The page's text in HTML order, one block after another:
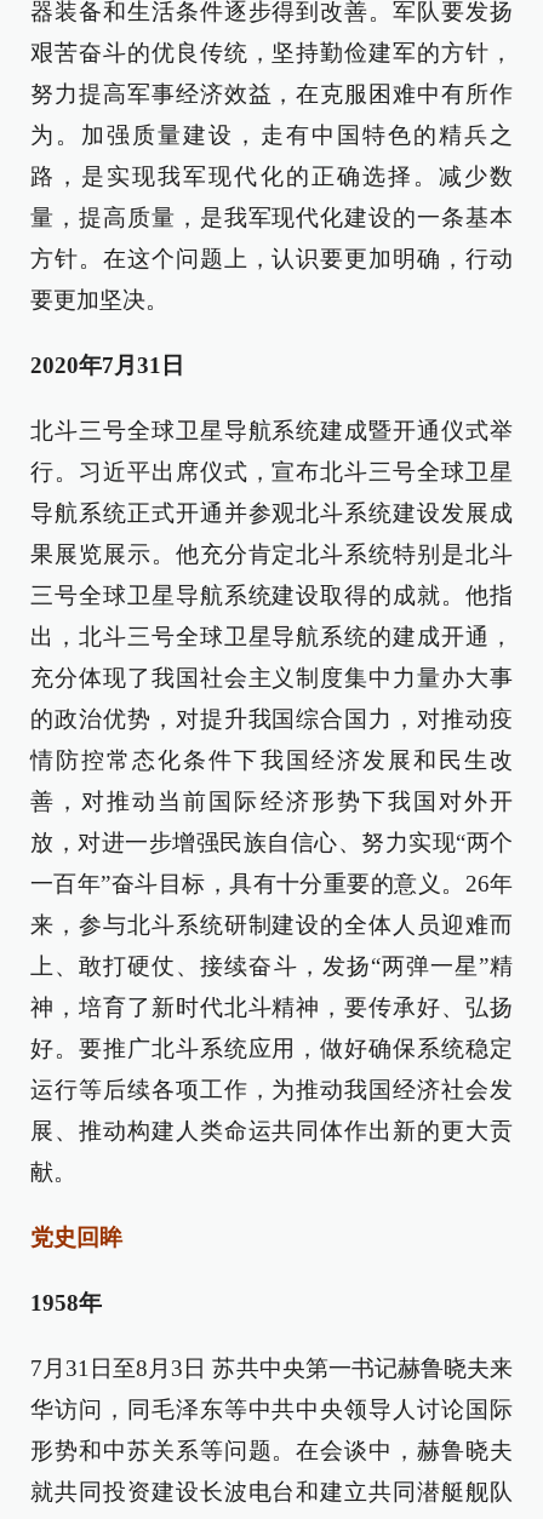
器装备和生活条件逐步得到改善。军队要发扬
艰苦奋斗的优良传统，坚持勤俭建军的方针，
努力提高军事经济效益，在克服困难中有所作
为。加强质量建设，走有中国特色的精兵之
路，是实现我军现代化的正确选择。减少数
量，提高质量，是我军现代化建设的一条基本
方针。在这个问题上，认识要更加明确，行动
要更加坚决。
2020年7月31日
北斗三号全球卫星导航系统建成暨开通仪式举
行。习近平出席仪式，宣布北斗三号全球卫星
导航系统正式开通并参观北斗系统建设发展成
果展览展示。他充分肯定北斗系统特别是北斗
三号全球卫星导航系统建设取得的成就。他指
出，北斗三号全球卫星导航系统的建成开通，
充分体现了我国社会主义制度集中力量办大事
的政治优势，对提升我国综合国力，对推动疫
情防控常态化条件下我国经济发展和民生改
善，对推动当前国际经济形势下我国对外开
放，对进一步增强民族自信心、努力实现“两个
一百年”奋斗目标，具有十分重要的意义。26年
来，参与北斗系统研制建设的全体人员迎难而
上、敢打硬仗、接续奋斗，发扬“两弹一星”精
神，培育了新时代北斗精神，要传承好、弘扬
好。要推广北斗系统应用，做好确保系统稳定
运行等后续各项工作，为推动我国经济社会发
展、推动构建人类命运共同体作出新的更大贡
献。
党史回眸
1958年
7月31日至8月3日 苏共中央第一书记赫鲁晓夫来
华访问，同毛泽东等中共中央领导人讨论国际
形势和中苏关系等问题。在会谈中，赫鲁晓夫
就共同投资建设长波电台和建立共同潜艇舰队